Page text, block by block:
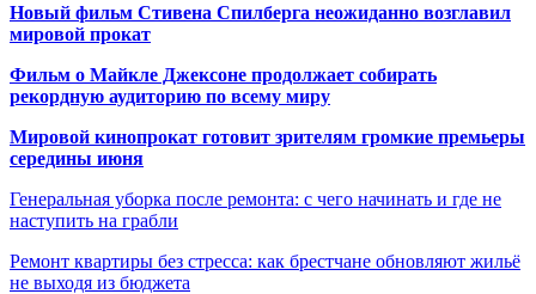
Новый фильм Стивена Спилберга неожиданно возглавил
мировой прокат
Фильм о Майкле Джексоне продолжает собирать
рекордную аудиторию по всему миру
Мировой кинопрокат готовит зрителям громкие премьеры
середины июня
Генеральная уборка после ремонта: с чего начинать и где не
наступить на грабли
Ремонт квартиры без стресса: как брестчане обновляют жильё
не выходя из бюджета